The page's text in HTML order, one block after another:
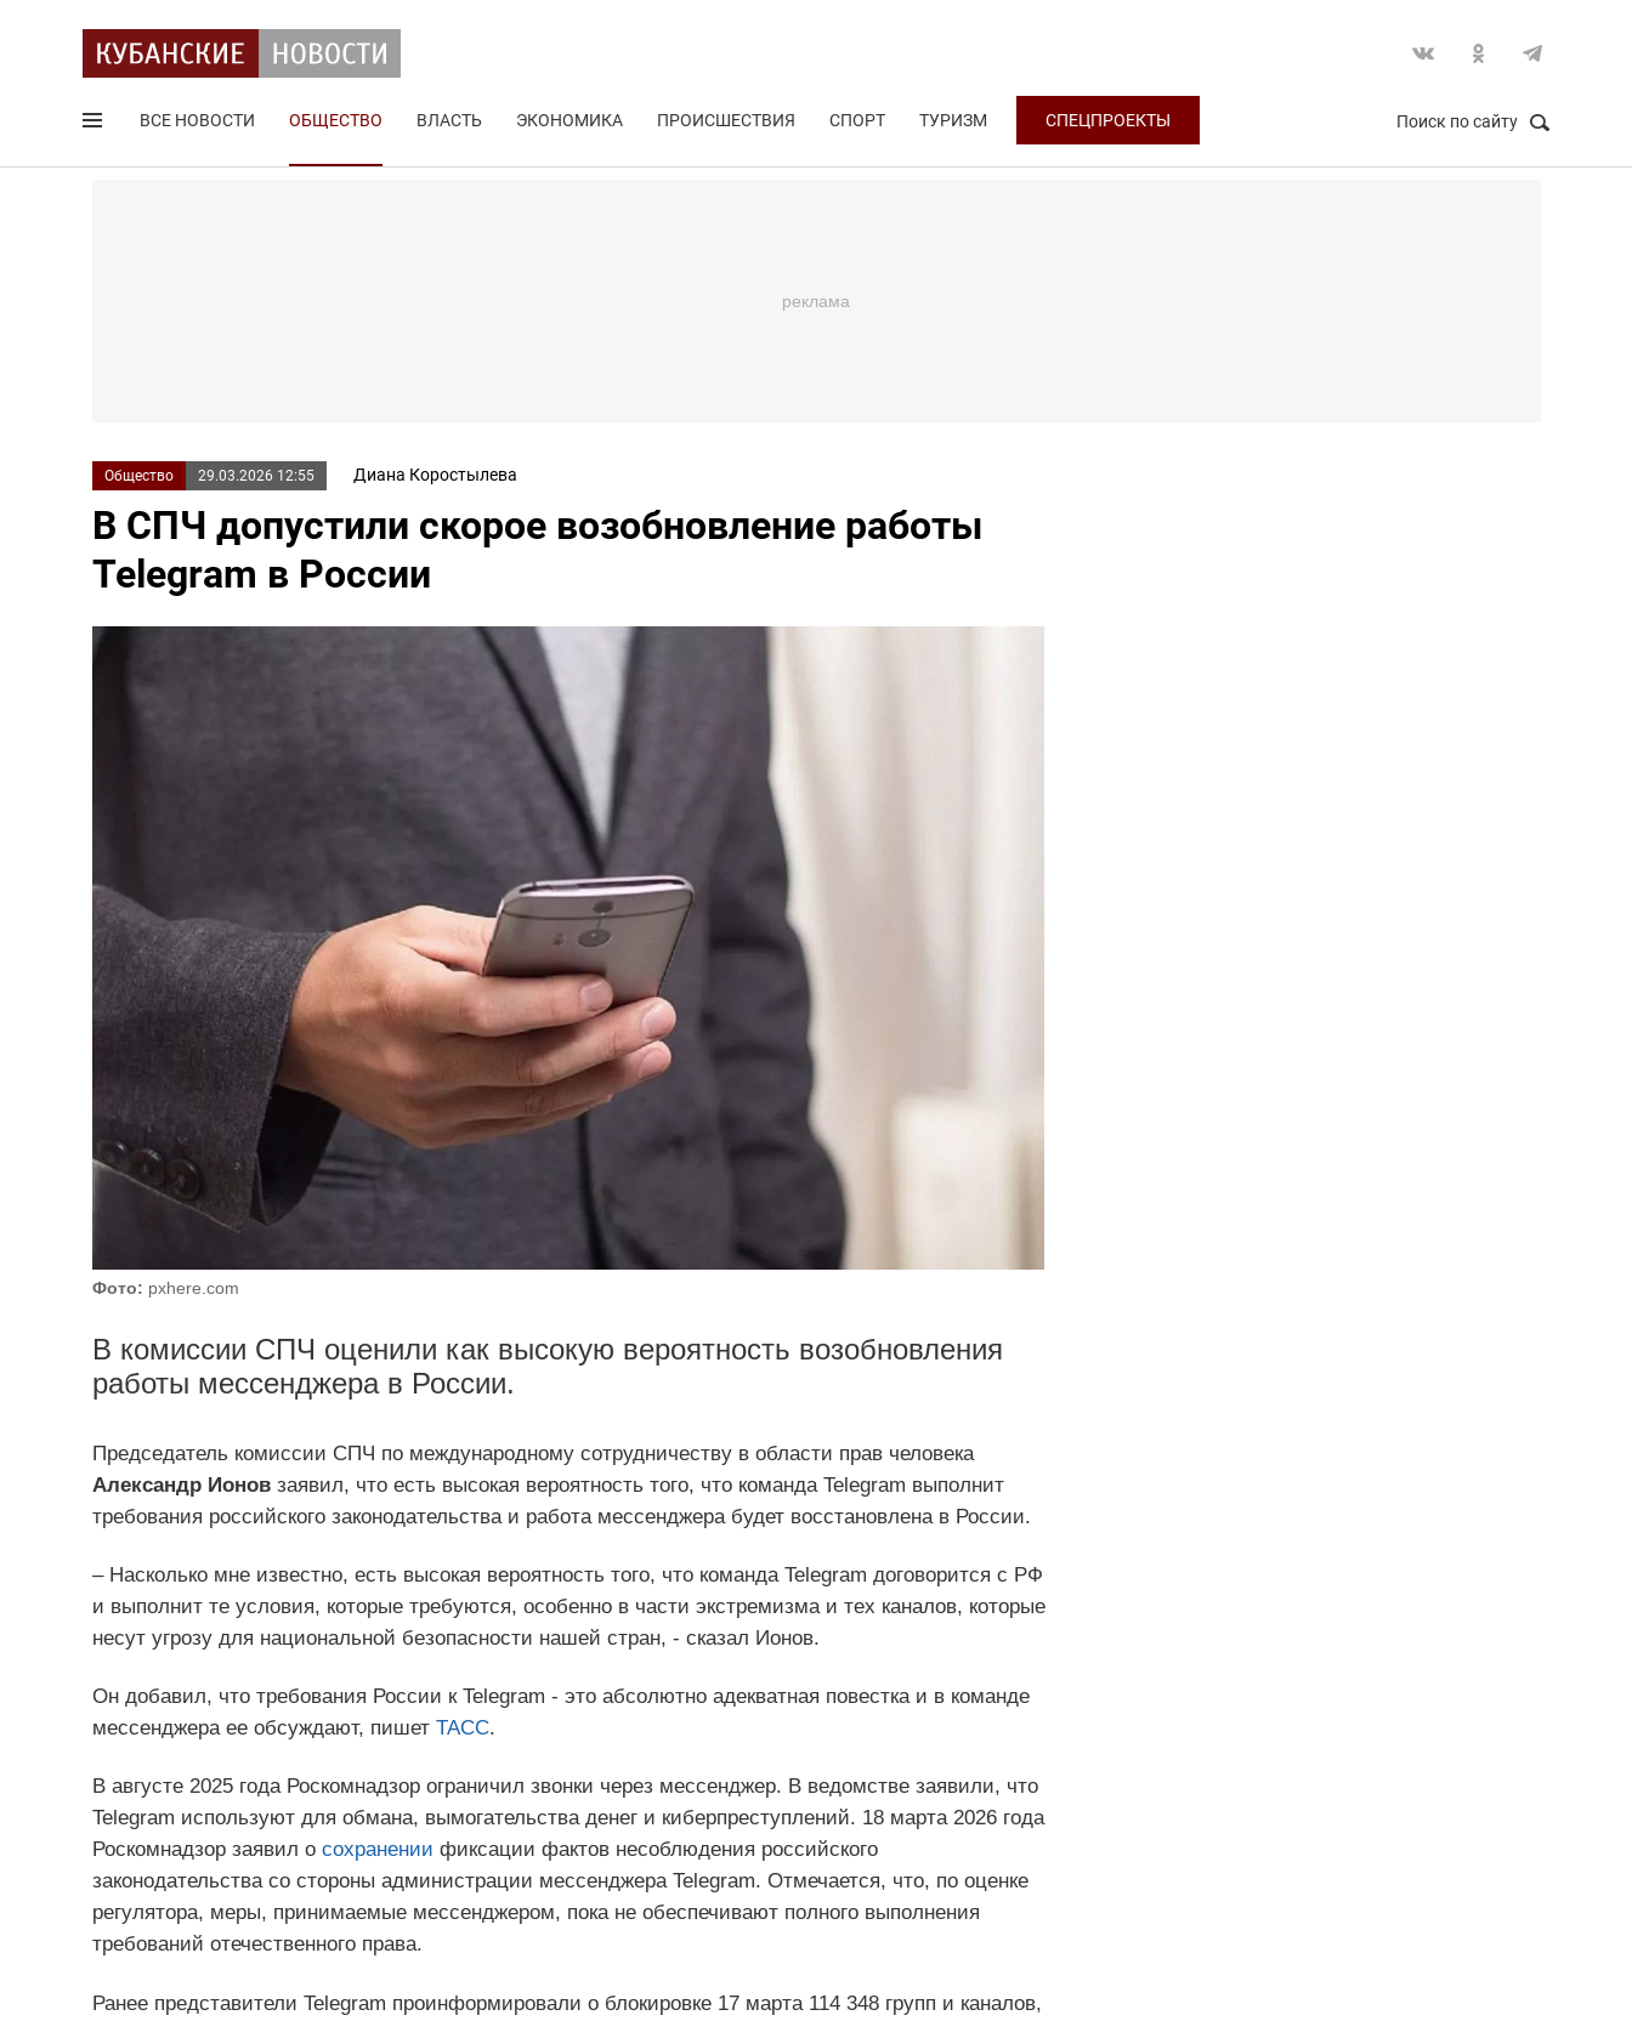
ВСЕ НОВОСТИ ОБЩЕСТВО ВЛАСТЬ ЭКОНОМИКА ПРОИСШЕСТВИЯ СПОРТ ТУРИЗМ СПЕЦПРОЕКТЫ Поиск по сайту
Общество 29.03.2026 12:55 Диана Коростылева
В СПЧ допустили скорое возобновление работы
Telegram в России
Фото: pxhere.com
В комиссии СПЧ оценили как высокую вероятность возобновления
работы мессенджера в России.
Председатель комиссии СПЧ по международному сотрудничеству в области прав человека
Александр Ионовзаявил, что есть высокая вероятность того, что команда Telegram выполнит
требования российского законодательства и работа мессенджера будет восстановлена в России.
– Насколько мне известно, есть высокая вероятность того, что команда Telegram договорится с РФ
и выполнит те условия, которые требуются, особенно в части экстремизма и тех каналов, которые
несут угрозу для национальной безопасности нашей стран, - сказал Ионов.
Он добавил, что требования России к Telegram - это абсолютно адекватная повестка и в команде
мессенджера ее обсуждают, пишет ТАСС.
В августе 2025 года Роскомнадзор ограничил звонки через мессенджер. В ведомстве заявили, что
Telegram используют для обмана, вымогательства денег и киберпреступлений. 18 марта 2026 года
Роскомнадзор заявил о сохранении фиксации фактов несоблюдения российского
законодательства со стороны администрации мессенджера Telegram. Отмечается, что, по оценке
регулятора, меры, принимаемые мессенджером, пока не обеспечивают полного выполнения
требований отечественного права.
Ранее представители Telegram проинформировали о блокировке 17 марта 114 348 групп и каналов,